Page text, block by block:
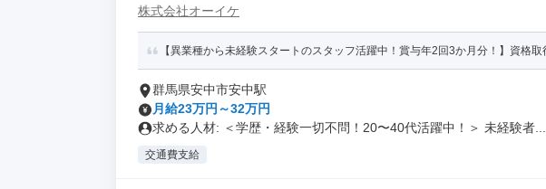
株式会社オーイケ
【異業種から未経験スタートのスタッフ活躍中！賞与年2回3か月分！】資格
群馬県安中市安中駅
月給23万円～32万円
求める人材: ＜学歴・経験一切不問！20〜40代活躍中！＞ 未経験者...
交通費支給